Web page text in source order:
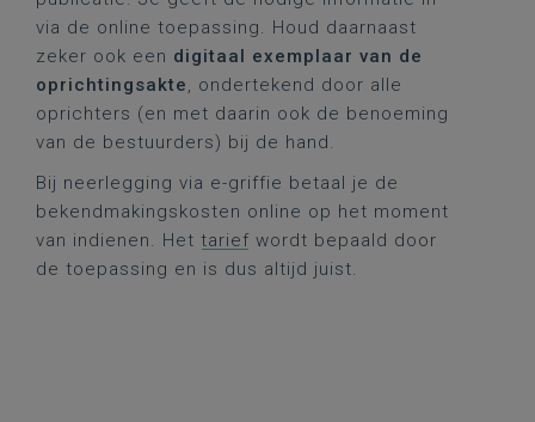
via de online toepassing. Houd daarnaast
zeker ook een digitaal exemplaar van de
oprichtingsakte, ondertekend door alle
oprichters (en met daarin ook de benoeming
van de bestuurders) bij de hand.
Bij neerlegging via e-griffie betaal je de
bekendmakingskosten online op het moment
van indienen. Het tarief wordt bepaald door
de toepassing en is dus altijd juist.